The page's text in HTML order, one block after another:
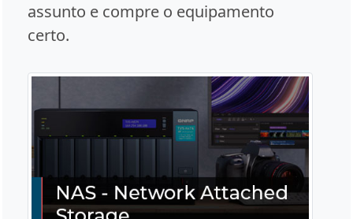
assunto e compre o equipamento
certo.